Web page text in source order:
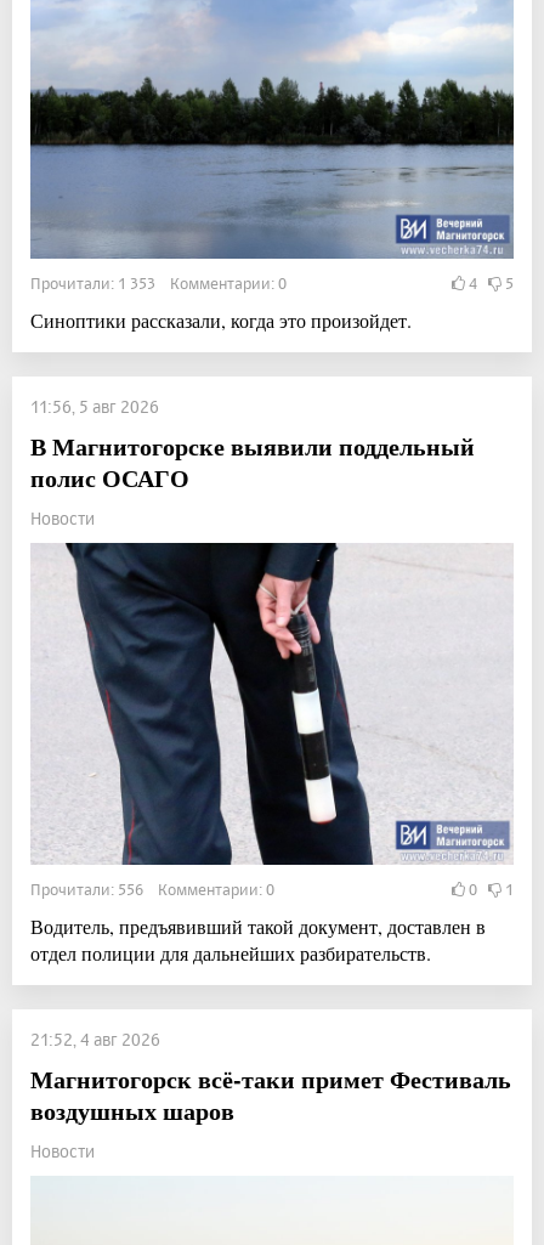
Прочитали: 1 353 Комментарии: 0 4 5
Синоптики рассказали, когда это произойдет.
11:56, 5 авг 2026
В Магнитогорске выявили поддельный
полис ОСАГО
Новости
Прочитали: 556 Комментарии: 0 0 1
Водитель, предъявивший такой документ, доставлен в
отдел полиции для дальнейших разбирательств.
21:52, 4 авг 2026
Магнитогорск всё-таки примет Фестиваль
воздушных шаров
Новости